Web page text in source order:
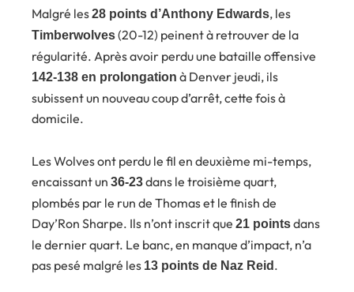
Malgré les28 points d’Anthony Edwards, les
Timberwolves(20-12) peinent à retrouver de la
régularité. Après avoir perdu une bataille offensive
142-138 en prolongation à Denver jeudi, ils
subissent un nouveau coup d’arrêt, cette fois à
domicile.
Les Wolves ont perdu le fil en deuxième mi-temps,
encaissant un 36-23dans le troisième quart,
plombés par le run de Thomas et le finish de
Day’Ron Sharpe. Ils n’ont inscrit que 21 pointsdans
le dernier quart. Le banc, en manque d’impact, n’a
pas pesé malgré les 13 points de Naz Reid .